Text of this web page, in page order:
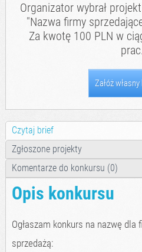
Organizator wybrał
"Nazwa firmy
Za kwotę 100 PLN w
prac.
Załóż
Czytaj brief
Zgłoszone projekty
Komentarze do konkursu (0)
Opis konkursu
Ogłaszam konkurs na nazwę
sprzedażą: